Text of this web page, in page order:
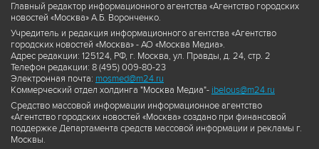
Главный редактор информационного агентства «Агентство городских
новостей «Москва» А.Б. Воронченко.
Учредитель и редакция информационного агентства «Агентство
городских новостей «Москва» - АО «Москва Медиа».
Адрес редакции: 125124, РФ, г. Москва, ул. Правды, д. 24, стр. 2
Телефон редакции: 8 (495) 009-80-23
Электронная почта: mosmed@m24.ru
Коммерческий отдел холдинга "Москва Медиа"- ibelous@m24.ru
Средство массовой информации информационное агентство
«Агентство городских новостей «Москва» создано при финансовой
поддержке Департамента средств массовой информации и рекламы г.
Москвы.